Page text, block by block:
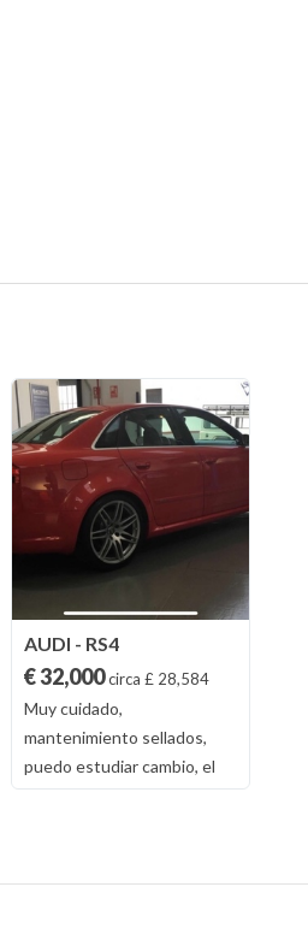
AUDI - RS4
€ 32,000circa £ 28,584
Muy cuidado,
mantenimiento sellados,
puedo estudiar cambio, el
vender es por o cambiar es